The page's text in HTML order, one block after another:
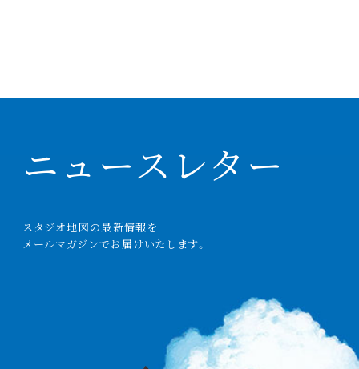
ニュースレター
スタジオ地図の最新情報を
メールマガジンでお 届 けいたします。